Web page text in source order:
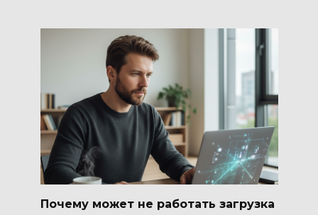
Почему может не работать загрузка